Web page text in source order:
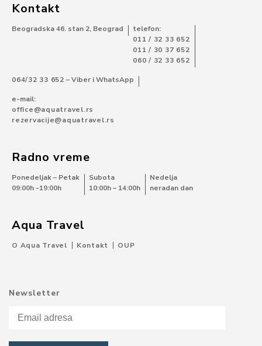
Kontakt
Beogradska 46. stan 2, Beograd
telefon:
011 / 32 33 652
011 / 30 37 652
060 / 32 33 652
064/32 33 652 – Viber i WhatsApp
e-mail:
office@aquatravel.rs
rezervacije@aquatravel.rs
Radno vreme
Ponedeljak – Petak
09:00h -19:00h
Subota
10:00h – 14:00h
Nedelja
neradan dan
Aqua Travel
O Aqua Travel Kontakt OUP
Newsletter